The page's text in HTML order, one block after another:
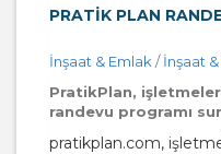
PRATIK PLAN
İnşaat & Emlak /İnşaat
PratikPlan,
randevu programı
pratikplan.com,